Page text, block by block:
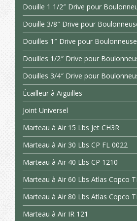
Douille 1 1/2″ Drive pour
Douille 3/8″ Drive pour
Douilles 1″ Drive pour Boulonneuse
Douilles 1/2″ Drive pour
Douilles 3/4″ Drive pour
Écailleur à Aiguilles
Joint Universel
Marteau à Air 15 Lbs Jet CH3R
Marteau à Air 30 Lbs CP FL 0022
Marteau à Air 40 Lbs CP 1210
Marteau à Air 60 Lbs Atlas Copco
Marteau à Air 80 Lbs Atlas Copco
Marteau à Air IR 121